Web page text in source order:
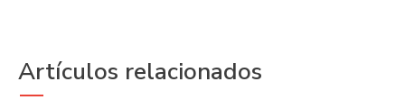
Artículos relacionados